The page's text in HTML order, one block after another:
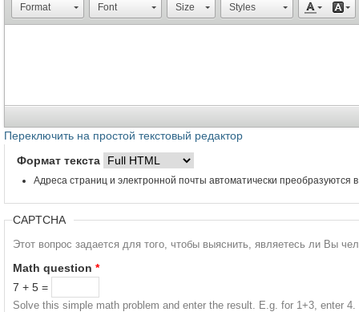
Format Font Size Styles
Переключить на простой текстовый редактор
Формат текста
Адреса страниц и электронной почты автоматически преобразуются
CAPTCHA
Этот вопрос задается для того, чтобы выяснить, являетесь ли Вы
Math question *
7 + 5 =
Solve this simple math problem and enter the result. E.g. for 1+3, enter 4.